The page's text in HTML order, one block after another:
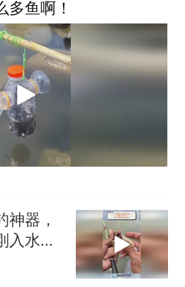
多鱼啊！
神器，
入水就